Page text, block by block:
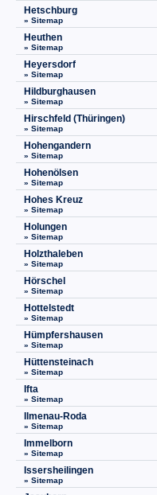
Hetschburg
» Sitemap
Heuthen
» Sitemap
Heyersdorf
» Sitemap
Hildburghausen
» Sitemap
Hirschfeld (Thüringen)
» Sitemap
Hohengandern
» Sitemap
Hohenölsen
» Sitemap
Hohes Kreuz
» Sitemap
Holungen
» Sitemap
Holzthaleben
» Sitemap
Hörschel
» Sitemap
Hottelstedt
» Sitemap
Hümpfershausen
» Sitemap
Hüttensteinach
» Sitemap
Ifta
» Sitemap
Ilmenau-Roda
» Sitemap
Immelborn
» Sitemap
Issersheilingen
» Sitemap